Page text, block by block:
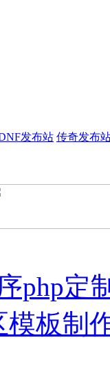
发布站 传奇发布
php定
模板制